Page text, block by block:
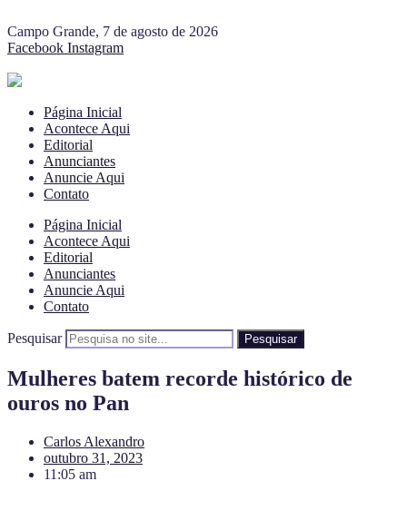
Campo Grande, 7 de agosto de 2026
Facebook Instagram
Página Inicial
Acontece Aqui
Editorial
Anunciantes
Anuncie Aqui
Contato
Página Inicial
Acontece Aqui
Editorial
Anunciantes
Anuncie Aqui
Contato
Pesquisar Pesquisar
Mulheres batem recorde histórico de
ouros no Pan
Carlos Alexandro
outubro 31, 2023
11:05 am